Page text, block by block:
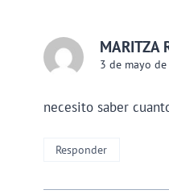
MARITZA
3 de mayo
necesito saber
Responder